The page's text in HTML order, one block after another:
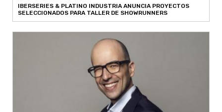
IBERSERIES & PLATINO INDUSTRIA ANUNCIA PROYECTOS
SELECCIONADOS PARA TALLER DE SHOWRUNNERS